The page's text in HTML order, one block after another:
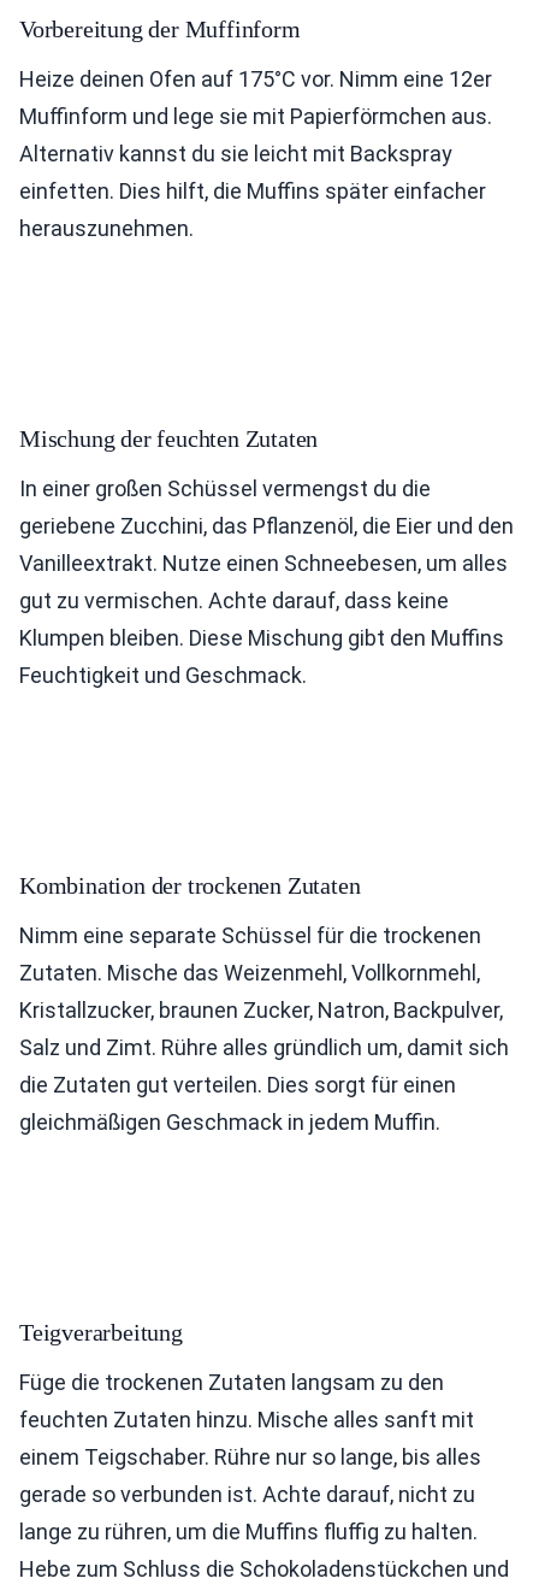
Vorbereitung der Muffinform
Heize deinen Ofen auf 175°C vor. Nimm eine 12er
Muffinform und lege sie mit Papierförmchen aus.
Alternativ kannst du sie leicht mit Backspray
einfetten. Dies hilft, die Muffins später einfacher
herauszunehmen.
Mischung der feuchten Zutaten
In einer großen Schüssel vermengst du die
geriebene Zucchini, das Pflanzenöl, die Eier und den
Vanilleextrakt. Nutze einen Schneebesen, um alles
gut zu vermischen. Achte darauf, dass keine
Klumpen bleiben. Diese Mischung gibt den Muffins
Feuchtigkeit und Geschmack.
Kombination der trockenen Zutaten
Nimm eine separate Schüssel für die trockenen
Zutaten. Mische das Weizenmehl, Vollkornmehl,
Kristallzucker, braunen Zucker, Natron, Backpulver,
Salz und Zimt. Rühre alles gründlich um, damit sich
die Zutaten gut verteilen. Dies sorgt für einen
gleichmäßigen Geschmack in jedem Muffin.
Teigverarbeitung
Füge die trockenen Zutaten langsam zu den
feuchten Zutaten hinzu. Mische alles sanft mit
einem Teigschaber. Rühre nur so lange, bis alles
gerade so verbunden ist. Achte darauf, nicht zu
lange zu rühren, um die Muffins fluffig zu halten.
Hebe zum Schluss die Schokoladenstückchen und